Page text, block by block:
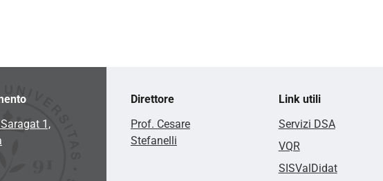
1,
Direttore
Prof. Cesare
Stefanelli
Link utili
Servizi DSA
VQR
SISValDidat